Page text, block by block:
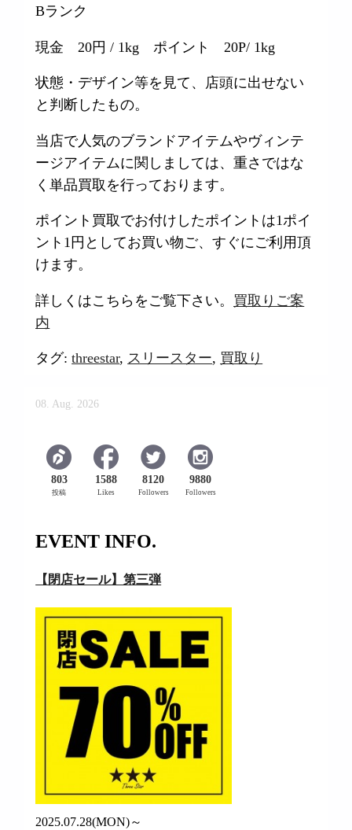
Bランク
現金 20円 / 1kg ポイント 20P/ 1kg
状態・デザイン等を見て、店頭に出せない
と判断したもの。
当店で人気のブランドアイテムやヴィンテ
ージアイテムに関しましては、重さではな
く単品買取を行っております。
ポイント買取でお付けしたポイントは1ポイ
ント1円としてお買い物ご、すぐにご利用頂
けます。
詳しくはこちらをご覧下さい。 買取りご案
内
タグ:threestar, スリースター, 買取り
08. Aug. 2026
803
投稿
1588
Likes
8120
Followers
9880
Followers
EVENT INFO.
【閉店セール】第三弾
2025.07.28(MON)～